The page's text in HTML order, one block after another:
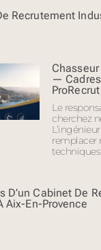
Recrutement
— Cadres
ProRecrut
Le
cherchez
remplacer
D’un Cabinet De
Aix-En-Provence